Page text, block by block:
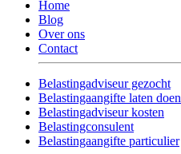
Home
Blog
Over ons
Contact
Belastingadviseur gezocht
Belastingaangifte laten doen
Belastingadviseur kosten
Belastingconsulent
Belastingaangifte particulier